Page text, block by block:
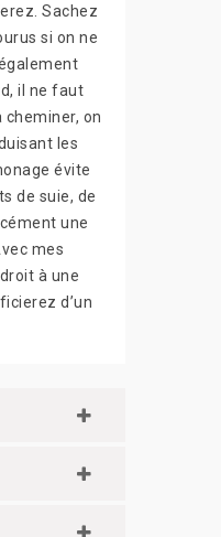
Sachez
si on ne
il ne faut
on
les
évite
de suie, de
une
mes
à une
d’un